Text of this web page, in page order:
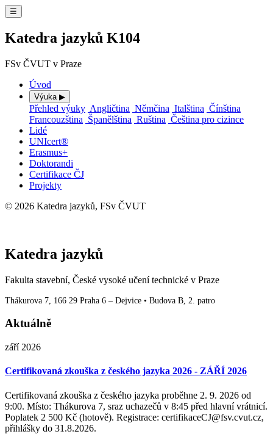
☰
Katedra jazyků K104
FSv ČVUT v Praze
Úvod
Výuka ▶
Přehled výuky Angličtina Němčina Italština Čínština
Francouzština Španělština Ruština Čeština pro cizince
Lidé
UNIcert®
Erasmus+
Doktorandi
Certifikace ČJ
Projekty
© 2026 Katedra jazyků, FSv ČVUT
Katedra jazyků
Fakulta stavební, České vysoké učení technické v Praze
Thákurova 7, 166 29 Praha 6 – Dejvice • Budova B, 2. patro
Aktuálně
září 2026
Certifikovaná zkouška z českého jazyka 2026 - ZÁŘÍ 2026
Certifikovaná zkouška z českého jazyka proběhne 2. 9. 2026 od
9:00. Místo: Thákurova 7, sraz uchazečů v 8:45 před hlavní vrátnicí.
Poplatek 2 500 Kč (hotově). Registrace: certifikaceCJ@fsv.cvut.cz,
přihlášky do 31.8.2026.